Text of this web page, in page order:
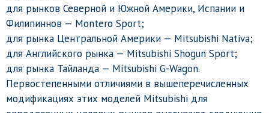
для рынков Северной и Южной Америки, Испании и
Филипиннов — Montero Sport;
для рынка Центральной Америки — Mitsubishi Nativa;
для Английского рынка — Mitsubishi Shogun Sport;
для рынка Тайланда — Mitsubishi G-Wagon.
Первостепенными отличиями в вышеперечисленных
модификациях этих моделей Mitsubishi для